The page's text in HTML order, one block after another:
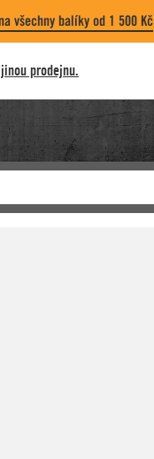
všechny balíky od 1 500 Kč
prodejnu.